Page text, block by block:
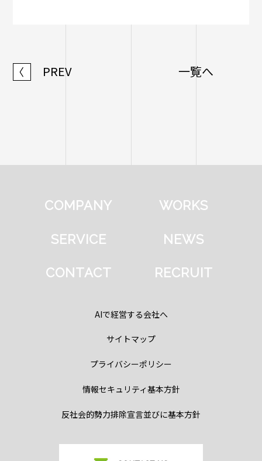
〈 PREV 一覧へ
COMPANY WORKS
SERVICE NEWS
CONTACT RECRUIT
AIで経営する会社へ
サイトマップ
プライバシーポリシー
情報セキュリティ基本方針
反社会的勢力排除宣言並びに基本方針